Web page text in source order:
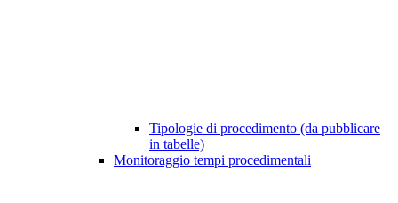
Tipologie di procedimento (da pubblicare
in tabelle)
Monitoraggio tempi procedimentali